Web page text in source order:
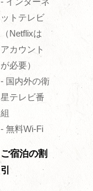
ットテレビ
（Netflixは
アカウント
が必要）
- 国内外の衛
星テレビ番
組
- 無料Wi-Fi
ご宿泊の割
引